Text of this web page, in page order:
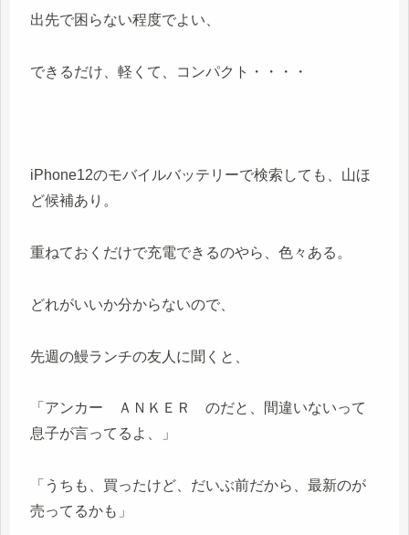
出先で困らない程度でよい、
できるだけ、軽くて、コンパクト・・・・
iPhone12のモバイルバッテリーで検索しても、山ほ
ど候補あり。
重ねておくだけで充電できるのやら、色々ある。
どれがいいか分からないので、
先週の鰻ランチの友人に聞くと、
「アンカー ＡＮＫＥＲ のだと、間違いないって
息子が言ってるよ、」
「うちも、買ったけど、だいぶ前だから、最新のが
売ってるかも」